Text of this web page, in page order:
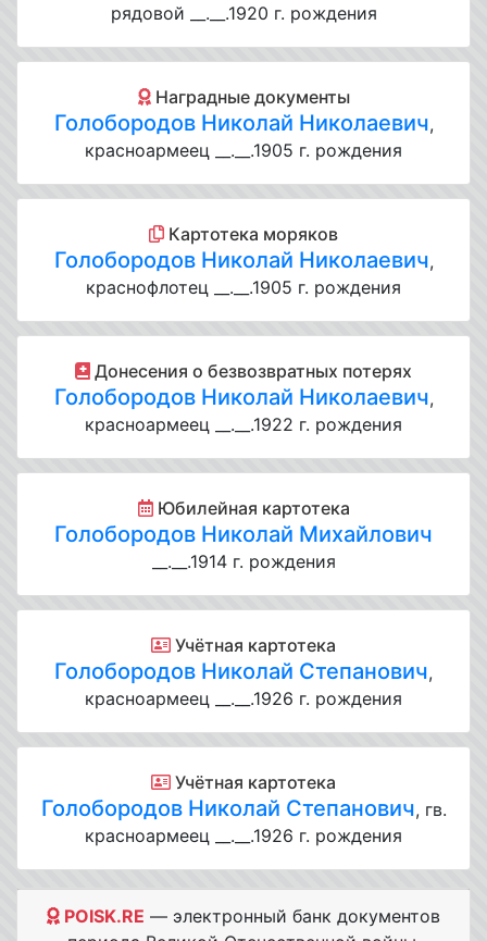
рядовой __.__.1920 г. рождения
Наградные документы
Голобородов Николай Николаевич,
красноармеец __.__.1905 г. рождения
Картотека моряков
Голобородов Николай Николаевич,
краснофлотец __.__.1905 г. рождения
Донесения о безвозвратных потерях
Голобородов Николай Николаевич,
красноармеец __.__.1922 г. рождения
Юбилейная картотека
Голобородов Николай Михайлович
__.__.1914 г. рождения
Учётная картотека
Голобородов Николай Степанович,
красноармеец __.__.1926 г. рождения
Учётная картотека
Голобородов Николай Степанович, гв.
красноармеец __.__.1926 г. рождения
POISK.RE — электронный банк документов